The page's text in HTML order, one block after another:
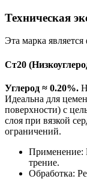
Техническая
Эта марка
Ст20
Углерод ≈ 0.20%.
Идеальна для
поверхности) с
слоя при вязкой
ограничений.
Применение:
трение.
Обработка: